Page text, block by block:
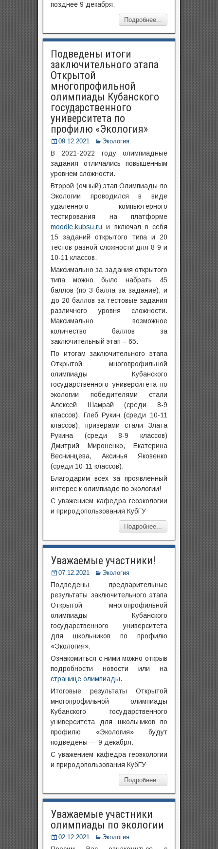
позднее 9 декабря.
Подробнее...
Подведены итоги
заключительного этапа
Открытой
многопрофильной
олимпиады Кубанского
государственного
университета по
профилю «Экология»
09.12.2021 Экология
В 2021-2022 году олимпиадные
задания отличались повышенным
уровнем сложности.
Второй (очный) этап Олимпиады по
Экологии проводился в виде
удаленного компьютерного
тестирования на платформе
moodle.kubsu.ru и включал в себя
15 заданий открытого типа и 20
тестов разной сложности для 8-9 и
10-11 классов.
Максимально за задания открытого
типа можно было набрать 45
баллов (по 3 балла за задание), и
до 20 баллов за тестовые задания
различного уровня сложности.
Максимально возможное
количество баллов за
заключительный этап – 65.
По итогам заключительного этапа
Открытой многопрофильной
олимпиады Кубанского
государственного университета по
экологии победителями стали
Алексей Шамрай (среди 8-9
классов), Глеб Рукин (среди 10-11
классов); призерами стали Злата
Рукина (среди 8-9 классов)
Дмитрий Мироненко, Екатерина
Веснинцева, Аксинья Яковенко
(среди 10-11 классов).
Благодарим всех за проявленный
интерес к олимпиаде по экологии!
С уважением кафедра геоэкологии
и природопользования КубГУ
Подробнее...
Уважаемые участники!
07.12.2021 Экология
Подведены предварительные
результаты заключительного этапа
Открытой многопрофильной
олимпиады Кубанского
государственного университета
для школьников по профилю
«Экология».
Ознакомиться с ними можно открыв
подробности новости или на
странице олимпиады.
Итоговые результаты Открытой
многопрофильной олимпиады
Кубанского государственного
университета для школьников по
профилю «Экология» будут
подведены — 9 декабря.
С уважением кафедра геоэкологии
и природопользования КубГУ
Подробнее...
Уважаемые участники
олимпиады по экологии
02.12.2021 Экология